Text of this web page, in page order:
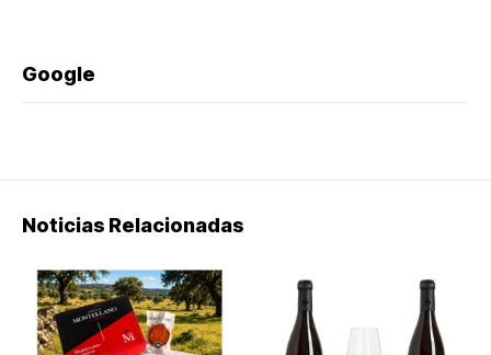
Google
Noticias Relacionadas